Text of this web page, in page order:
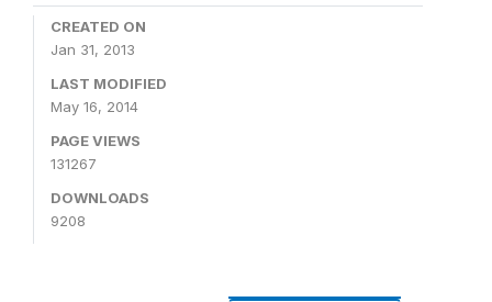
CREATED ON
Jan 31, 2013
LAST MODIFIED
May 16, 2014
PAGE VIEWS
131267
DOWNLOADS
9208